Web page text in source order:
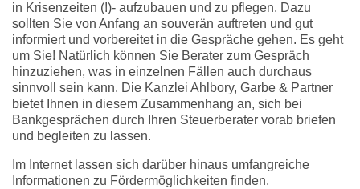
in Krisenzeiten (!)- aufzubauen und zu pflegen. Dazu
sollten Sie von Anfang an souverän auftreten und gut
informiert und vorbereitet in die Gespräche gehen. Es geht
um Sie! Natürlich können Sie Berater zum Gespräch
hinzuziehen, was in einzelnen Fällen auch durchaus
sinnvoll sein kann. Die Kanzlei Ahlbory, Garbe & Partner
bietet Ihnen in diesem Zusammenhang an, sich bei
Bankgesprächen durch Ihren Steuerberater vorab briefen
und begleiten zu lassen.
Im Internet lassen sich darüber hinaus umfangreiche
Informationen zu Fördermöglichkeiten finden.